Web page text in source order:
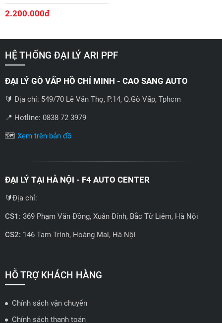
2.200.000đ
HỆ THỐNG ĐẠI LÝ ARI PPF
ĐẠI LÝ GÒ VẤP HỒ CHÍ MINH - CAO SANG AUTO
🔰 Địa chỉ: 549/70 Lê Văn Thọ, P.14, Q.Gò Vấp, Tphcm
📍 Hotline: 0838 72 3979
🗺️ Xem trên bản đồ
ĐẠI LÝ TẠI HÀ NỘI - F4 AUTO CENTER
🔰Địa chỉ:
CS1 : 369 Phạm Văn Đồng, Xuân Đỉnh, Bắc Từ Liêm, Hà Nội
CS2: 146 Tam Trinh, Hoàng Mai, Hà Nội
🗺️Xem trên bản đồ
ĐẠI LÝ QUẬN 2 HCM - HẢI TRIỀU AUTO
HỖ TRỢ KHÁCH HÀNG
Chính sách vận chuyển
Chính sách thanh toán